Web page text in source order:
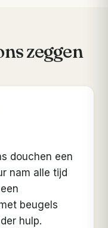
zeggen
douchen een
nam alle tijd
beugels
hulp.